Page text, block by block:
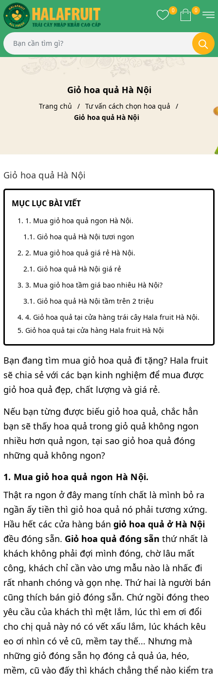
0 0
Giỏ hoa quả Hà Nội
Trang chủ
Tư vấn cách chọn hoa quả
Giỏ hoa quả Hà Nội
Giỏ hoa quả Hà Nội
MỤC LỤC BÀI VIẾT
1. Mua giỏ hoa quả ngon Hà Nội.
Giỏ hoa quả Hà Nội tươi ngon
2. Mua giỏ hoa quả giá rẻ Hà Nội.
Giỏ hoa quả Hà Nội giá rẻ
3. Mua giỏ hoa tầm giá bao nhiêu Hà Nội?
Giỏ hoa quả Hà Nội tầm trên 2 triệu
4. Giỏ hoa quả tại cửa hàng trái cây Hala fruit Hà Nội.
Giỏ hoa quả tại cửa hàng Hala fruit Hà Nội
Bạn đang tìm mua giỏ hoa quả đi tặng? Hala fruit
sẽ chia sẻ với các bạn kinh nghiệm để mua được
giỏ hoa quả đẹp, chất lượng và giá rẻ.
Nếu bạn từng được biếu giỏ hoa quả, chắc hẳn
bạn sẽ thấy hoa quả trong giỏ quả không ngon
nhiều hơn quả ngon, tại sao giỏ hoa quả đóng
những quả không ngon?
1. Mua giỏ hoa quả ngon Hà Nội.
Thật ra ngon ở đây mang tính chất là mình bỏ ra
ngần ấy tiền thì giỏ hoa quả nó phải tương xứng.
Hầu hết các cửa hàng bán giỏ hoa quả ở Hà Nội
đều đóng sẵn. Giỏ hoa quả đóng sẵn thứ nhất là
khách không phải đợi mình đóng, chờ lâu mất
công, khách chỉ cần vào ưng mẫu nào là nhấc đi
rất nhanh chóng và gọn nhẹ. Thứ hai là người bán
cũng thích bán giỏ đóng sẵn. Chứ ngồi đóng theo
yêu cầu của khách thì mệt lắm, lúc thì em ơi đổi
cho chị quả này nó có vết xấu lắm, lúc khách kêu
eo ơi nhìn có vẻ cũ, mềm tay thế... Nhưng mà
những giỏ đóng sẵn họ đóng cả quả úa, héo,
mềm, cũ vào đấy thì khách chẳng thể nào kiểm tra